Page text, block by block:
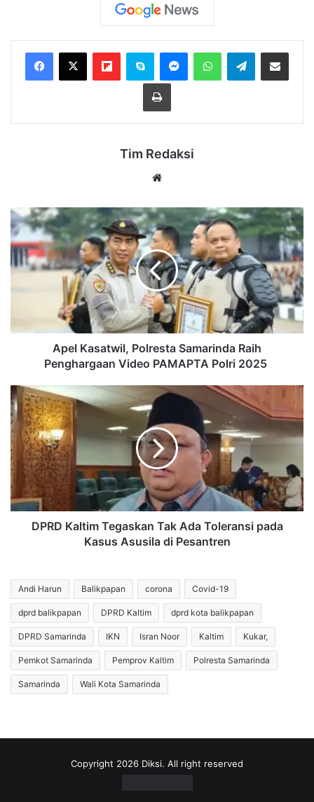
FlipboardSkype MessengerWhatsAppTelegramBagikan melalui Email
Cetak
Tim Redaksi
Apel
Kasatwil,
Polresta
Samarinda
Raih
Penghargaan
Polri
Apel Kasatwil, Polresta Samarinda Raih
Penghargaan Video PAMAPTA Polri 2025
DPRD
Kaltim
Tegaskan
Tak
Ada
Toleransi
pada
Kasus
Asusila
DPRD Kaltim Tegaskan Tak Ada Toleransi pada
Kasus Asusila di Pesantren
Andi Harun Balikpapan corona Covid-19
dprd balikpapan DPRD Kaltim dprd kota balikpapan
DPRD Samarinda IKN Isran Noor Kaltim Kukar,
Pemkot Samarinda Pemprov Kaltim Polresta Samarinda
Samarinda Wali Kota Samarinda
Copyright 2026 Diksi. All right reserved